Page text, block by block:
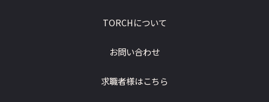
TORCHについて
お問い合わせ
求職者様はこちら